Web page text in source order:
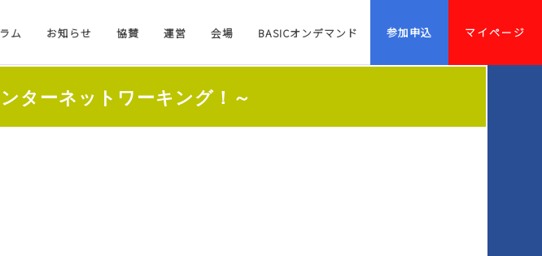
ム お知らせ 協賛 運営 会場 BASICオンデマンド 参加申込 マイページ
ターネットワーキング！～